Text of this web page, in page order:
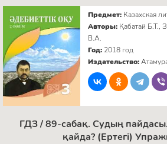
Предмет: Казахская
Авторы: Қабатай Б.Т.,
В.А.
Год: 2018 год
Издательство:
ГДЗ / 89-сабақ. Судың
қайда? (Ертегі)